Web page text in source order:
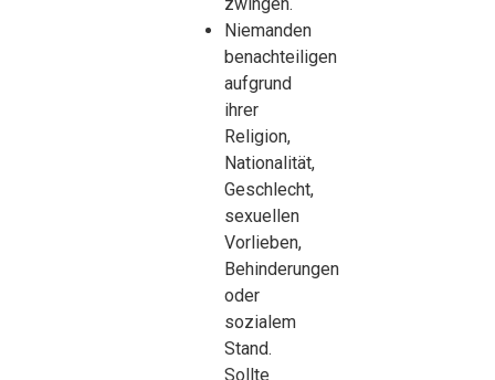
Niemanden
benachteiligen
aufgrund
ihrer
Religion,
Nationalität,
Geschlecht,
sexuellen
Vorlieben,
Behinderungen
oder
sozialem
Stand.
Sollte